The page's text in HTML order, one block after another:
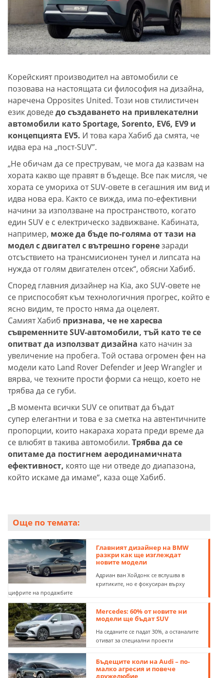
Корейският производител на автомобили се
позовава на настоящата си философия на дизайна,
наречена Opposites United. Този нов стилистичен
език доведедо създаването на привлекателни
автомобили като Sportage, Sorento, EV6, EV9 и
концепцията EV5. И това кара Хабиб да смята, че
идва ера на „пост-SUV”.
„Не обичам да се преструвам, че мога да казвам на
хората какво ще правят в бъдеще. Все пак мисля, че
хората се умориха от SUV-овете в сегашния им вид и
идва нова ера. Както се вижда, има по-ефективни
начини за използване на пространството, когато
един SUV е с електрическо задвижване. Кабината,
например, може да бъде по-голяма от тази на
модел с двигател с вътрешно горенезаради
отсъствието на трансмисионен тунел и липсата на
нужда от голям двигателен отсек“, обясни Хабиб.
Според главния дизайнер на Kia, ако SUV-овете не
се приспособят към технологичния прогрес, който е
ясно видим, те просто няма да оцелеят.
Самият Хабиб признава, че не харесва
съвременните SUV-автомобили, тъй като те се
опитват да използват дизайна като начин за
увеличение на пробега. Той остава огромен фен на
модели като Land Rover Defender и Jeep Wrangler и
вярва, че техните прости форми са нещо, което не
трябва да се губи.
„В момента всички SUV се опитват да бъдат
супер елегантни и това е за сметка на автентичните
пропорции, които накараха хората преди време да
се влюбят в такива автомобили. Трябва да се
опитаме да постигнем аеродинамичната
ефективност, която ще ни отведе до диапазона,
който искаме да имаме“, каза още Хабиб.
Още по темата:
Главният дизайнер на BMW
разкри как ще изглеждат
новите модели
Адриан ван Хойдонк се вслушва в
критиките, но е фокусиран върху
цифрите на продажбите
Mercedes: 60% от новите ни
модели ще бъдат SUV
На седаните се падат 30%, а останалите
отиват за специални проекти
Бъдещите коли на Audi – по-
малко агресия и повече
дружелюбие